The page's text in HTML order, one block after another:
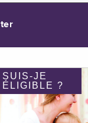
SUIS-JE
ÉLIGIBLE ?